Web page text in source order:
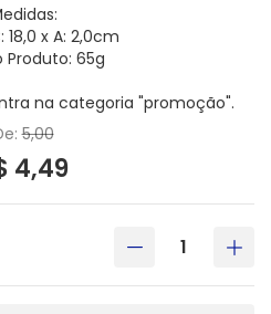
18,0 x A: 2,0cm
Produto: 65g
na categoria "promoção".
5,00
4,49